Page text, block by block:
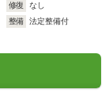
修復
なし
整備
法定整備付